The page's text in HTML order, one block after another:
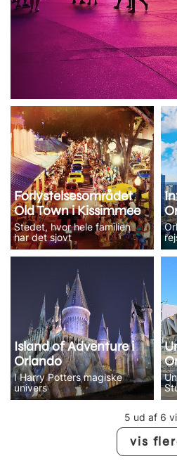
Forlystelsesområdet
Old Town i Kissimmee
Stedet, hvor hele familien
har det sjovt
Island of Adventure i
Orlando
I Harry Potters magiske
univers
5 ud af 6
vis